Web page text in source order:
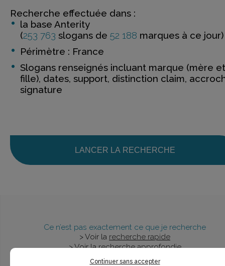
Recherche effectuée dans :
la base Anterity
(253 763 slogans de 52 188 marques à ce jour)
Périmètre : France
Slogans renseignés incluant marque (mère et
fille), dates, support, distinction claim,
signature
LANCER LA RECHERCHE
Ce n’est pas exactement ce que je recherche
> Voir la recherche rapide
> Voir larecherche approfondie
> Voir la
recherche personnalisée
Continuer sans accepter